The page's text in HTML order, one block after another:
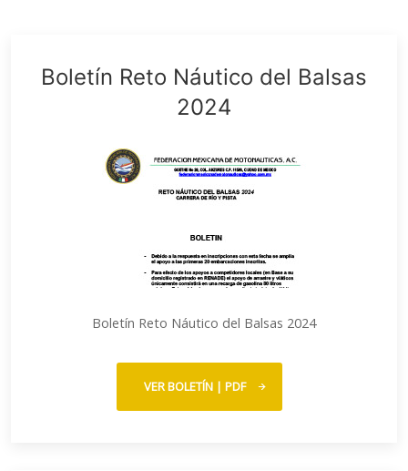
Boletín Reto Náutico del Balsas
2024
Boletín Reto Náutico del Balsas 2024
VER BOLETÍN | PDF